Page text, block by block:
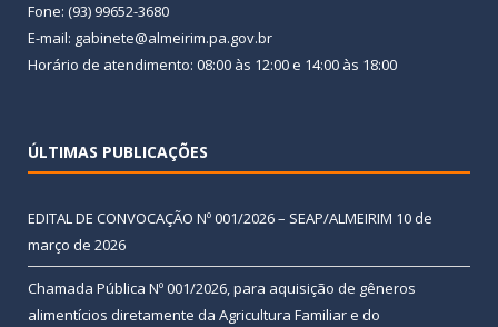
Fone: (93) 99652-3680
E-mail: gabinete@almeirim.pa.gov.br
Horário de atendimento: 08:00 às 12:00 e 14:00 às 18:00
ÚLTIMAS PUBLICAÇÕES
EDITAL DE CONVOCAÇÃO Nº 001/2026 – SEAP/ALMEIRIM 10 de
março de 2026
Chamada Pública Nº 001/2026, para aquisição de gêneros
alimentícios diretamente da Agricultura Familiar e do